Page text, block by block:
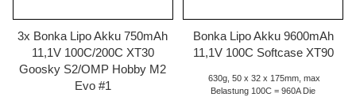
3x Bonka Lipo Akku 750mAh
11,1V 100C/200C XT30
Goosky S2/OMP Hobby M2
Evo #1
Bonka Lipo Akku 9600mAh
11,1V 100C Softcase XT90
630g, 50 x 32 x 175mm, max
Belastung 100C = 960A Die